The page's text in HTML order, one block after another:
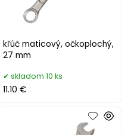
kľúč maticový, očkoplochý,
27 mm
skladom 10 ks
11.10 €